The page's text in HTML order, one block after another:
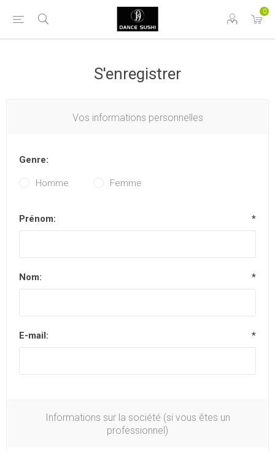
0
S'enregistrer
Vos informations personnelles
Genre:
Homme Femme
Prénom: *
Nom: *
E-mail: *
Informations sur la société (si vous êtes un
professionnel)